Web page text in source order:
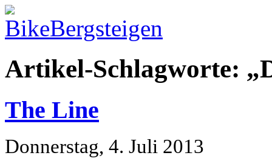
Artikel-Schlagworte:
The Line
Donnerstag, 4. Juli 2013